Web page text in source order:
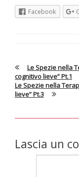
Facebook
Le Spezie nella
cognitivo lieve” Pt.1
Le Spezie nella
lieve” Pt.3
Lascia un